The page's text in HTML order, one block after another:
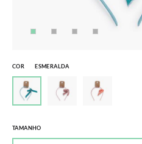
COR ESMERALDA
TAMANHO